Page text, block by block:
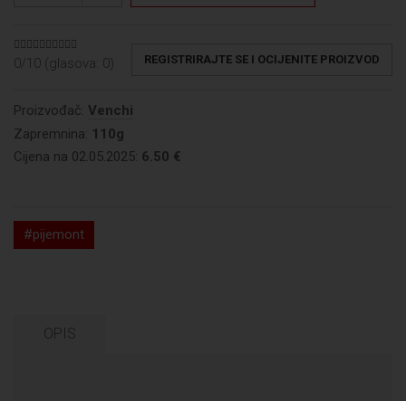
0/10 (glasova: 0) REGISTRIRAJTE SE I OCIJENITE PROIZVOD
Proizvođač: Venchi
Zapremnina: 110g
Cijena na 02.05.2025: 6.50 €
#pijemont
OPIS